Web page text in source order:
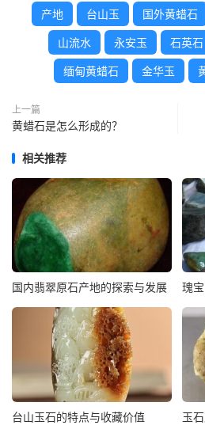
产地 台山玉 国外黄蜡石
山流水 永安玉 石英石
缅甸黄蜡石 金华玉
上一篇
黄蜡石是怎么形成的？
相关推荐
国内翡翠原石产地的探索与发展 瑰
台山玉石的特点与收藏价值 玉